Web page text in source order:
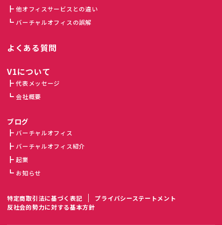
他オフィスサービスとの違い
バーチャルオフィスの誤解
よくある質問
V1について
代表メッセージ
会社概要
ブログ
バーチャルオフィス
バーチャルオフィス紹介
起業
お知らせ
特定商取引法に基づく表記
プライバシーステートメント
反社会的勢力に対する基本方針